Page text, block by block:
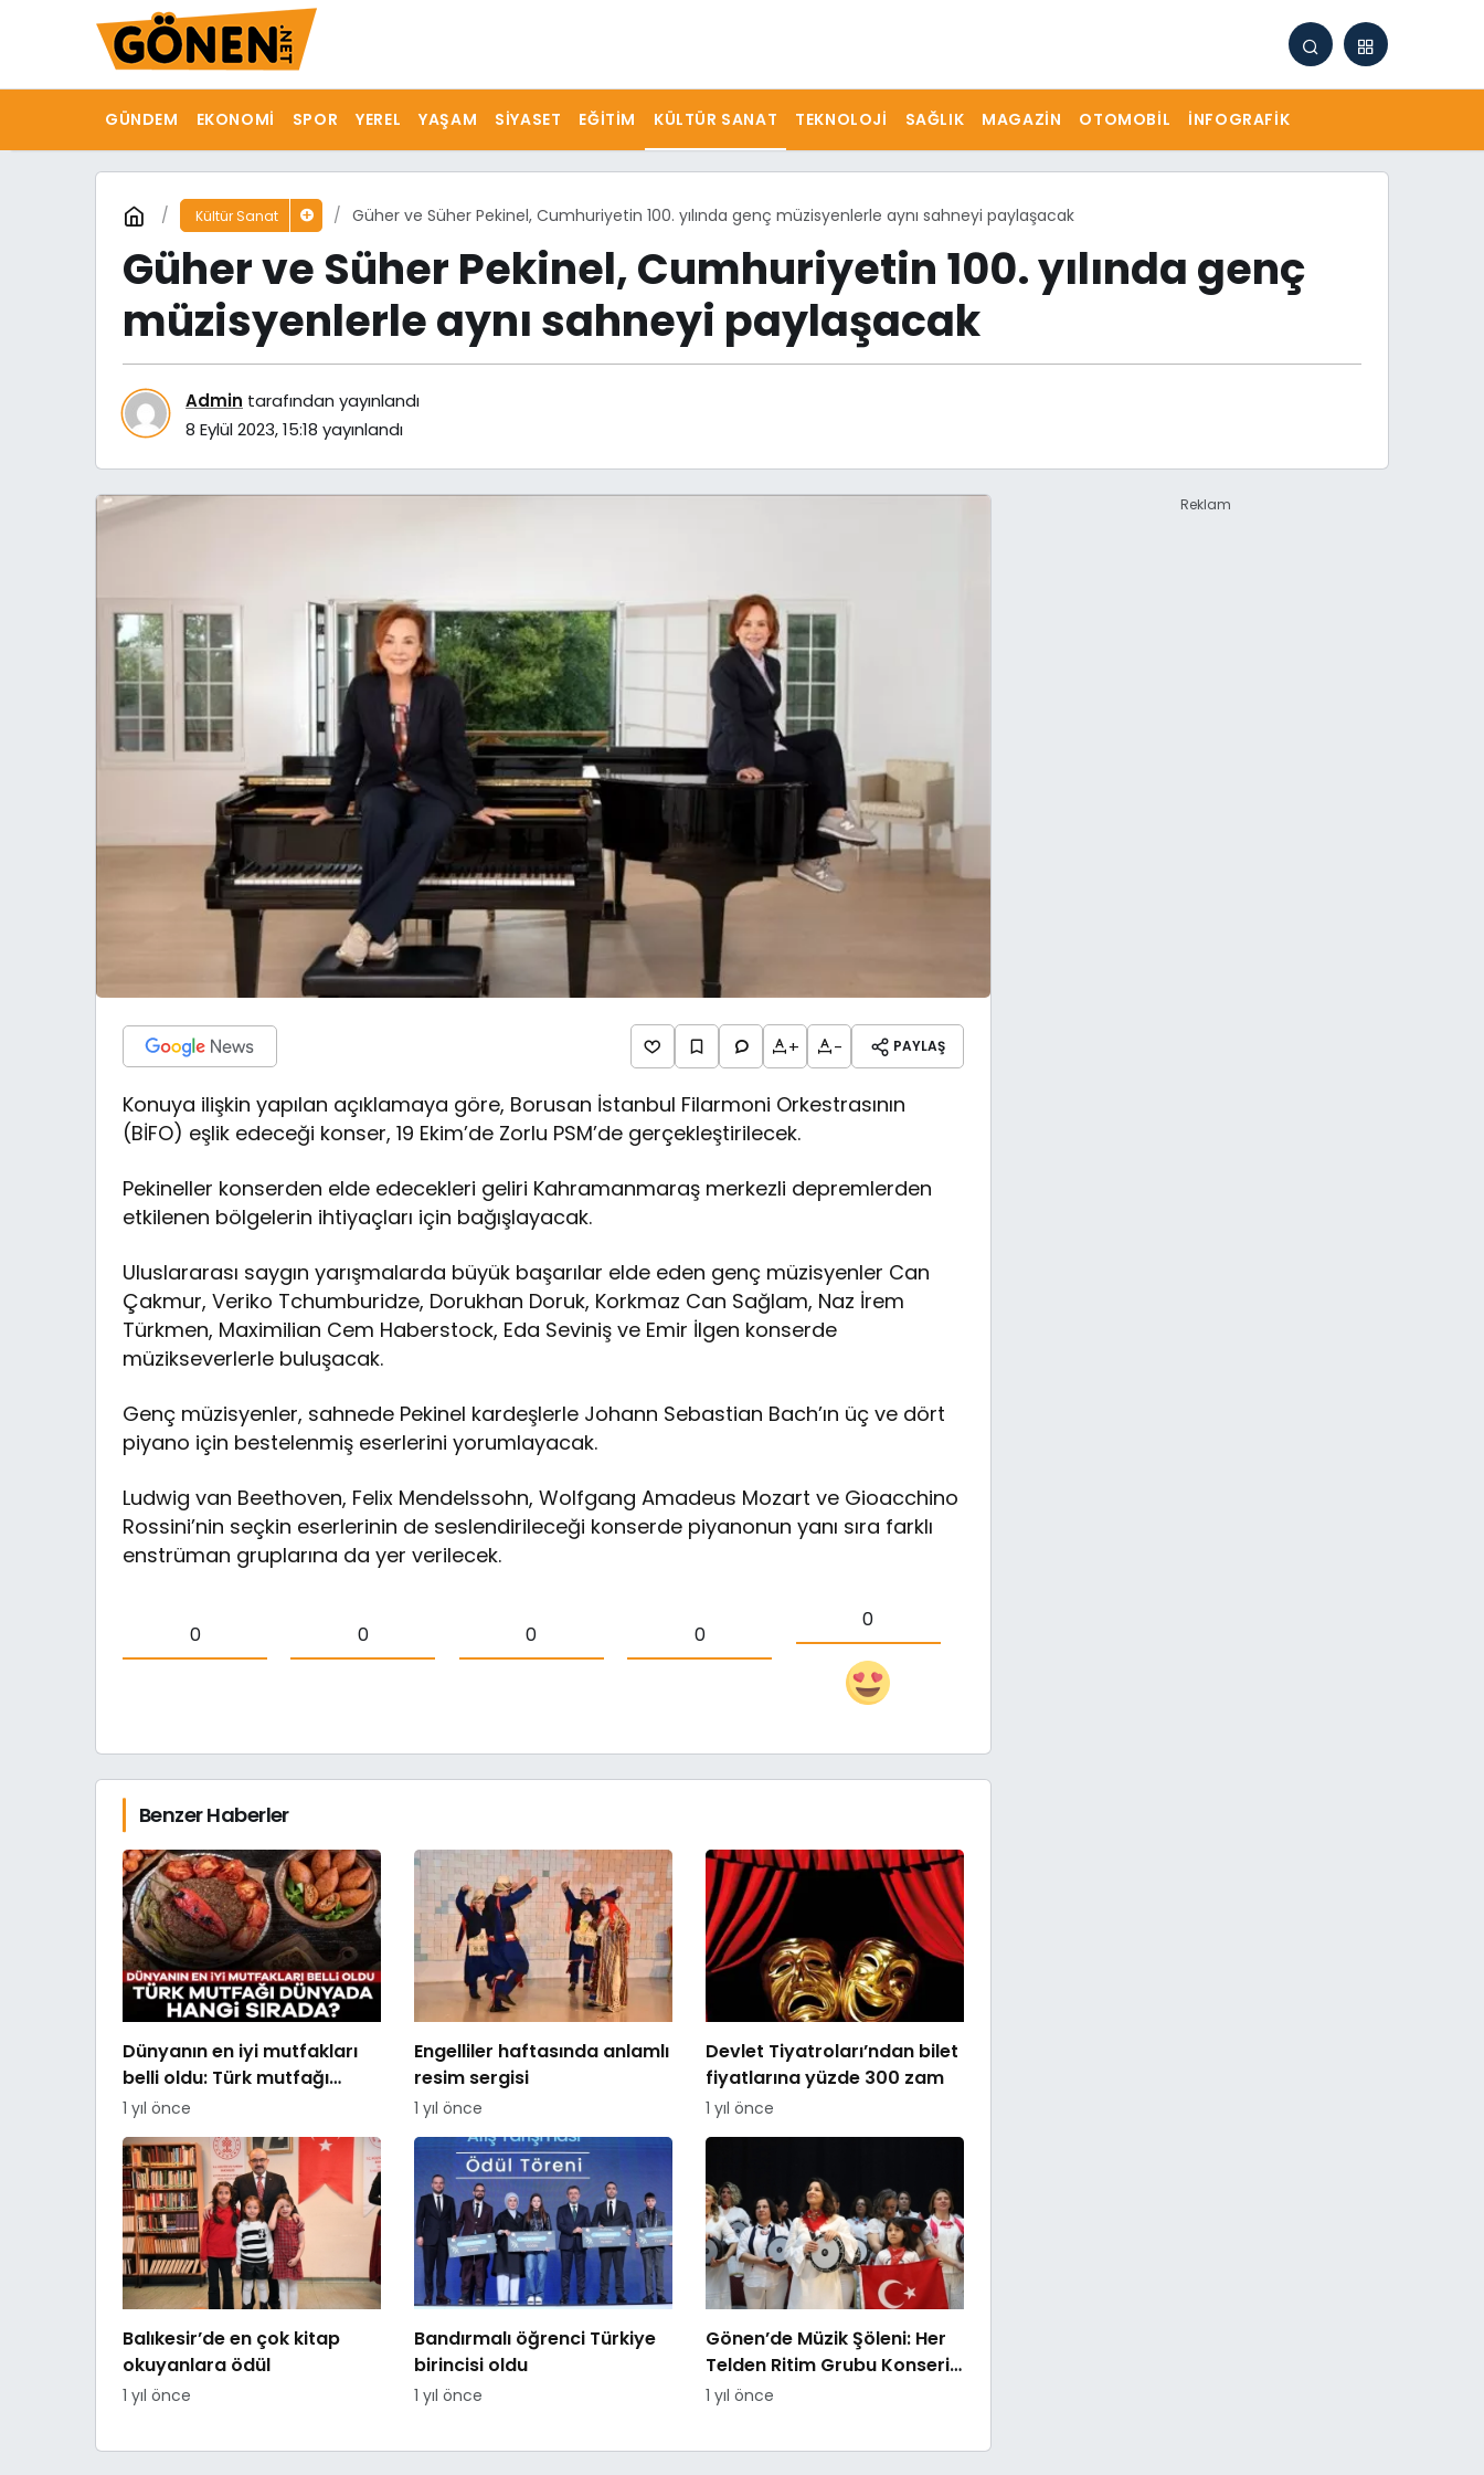
GÜNDEM EKONOMI SPOR YEREL YAŞAM SIYASET EĞITIM KÜLTÜR SANAT TEKNOLOJI SAĞLIK MAGAZIN OTOMOBIL İNFOGRAFIK
Kültür Sanat Güher ve Süher Pekinel, Cumhuriyetin 100. yılında genç müzisyenlerle aynı sahneyi paylaşacak
Güher ve Süher Pekinel, Cumhuriyetin 100. yılında genç
müzisyenlerle aynı sahneyi paylaşacak
Admin tarafından yayınlandı
8 Eylül 2023, 15:18 yayınlandı
+ - PAYLAŞ
Konuya ilişkin yapılan açıklamaya göre, Borusan İstanbul Filarmoni Orkestrasının
(BİFO) eşlik edeceği konser, 19 Ekim’de Zorlu PSM’de gerçekleştirilecek.
Pekineller konserden elde edecekleri geliri Kahramanmaraş merkezli depremlerden
etkilenen bölgelerin ihtiyaçları için bağışlayacak.
Uluslararası saygın yarışmalarda büyük başarılar elde eden genç müzisyenler Can
Çakmur, Veriko Tchumburidze, Dorukhan Doruk, Korkmaz Can Sağlam, Naz İrem
Türkmen, Maximilian Cem Haberstock, Eda Seviniş ve Emir İlgen konserde
müzikseverlerle buluşacak.
Genç müzisyenler, sahnede Pekinel kardeşlerle Johann Sebastian Bach’ın üç ve dört
piyano için bestelenmiş eserlerini yorumlayacak.
Ludwig van Beethoven, Felix Mendelssohn, Wolfgang Amadeus Mozart ve Gioacchino
Rossini’nin seçkin eserlerinin de seslendirileceği konserde piyanonun yanı sıra farklı
enstrüman gruplarına da yer verilecek.
0 0 0 0
0
Benzer Haberler
Dünyanın en iyi mutfakları
belli oldu: Türk mutfağı
dünyada hangi sırada?
1 yıl önce
Engelliler haftasında anlamlı
resim sergisi
1 yıl önce
Devlet Tiyatroları’ndan bilet
fiyatlarına yüzde 300 zam
1 yıl önce
Balıkesir’de en çok kitap
okuyanlara ödül
1 yıl önce
Bandırmalı öğrenci Türkiye
birincisi oldu
1 yıl önce
Gönen’de Müzik Şöleni: Her
Telden Ritim Grubu Konseri
Büyük İlgi Gördü
1 yıl önce
Reklam